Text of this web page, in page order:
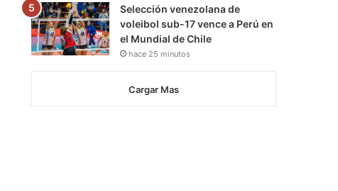
Selección venezolana de
voleibol sub-17 vence a Perú en
el Mundial de Chile
hace 25 minutos
Cargar Mas